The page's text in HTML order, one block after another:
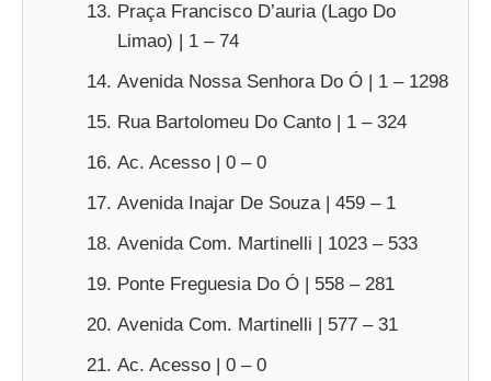
Praça Francisco D’auria (Lago Do
Limao) | 1 – 74
Avenida Nossa Senhora Do Ó | 1 – 1298
Rua Bartolomeu Do Canto | 1 – 324
Ac. Acesso | 0 – 0
Avenida Inajar De Souza | 459 – 1
Avenida Com. Martinelli | 1023 – 533
Ponte Freguesia Do Ó | 558 – 281
Avenida Com. Martinelli | 577 – 31
Ac. Acesso | 0 – 0